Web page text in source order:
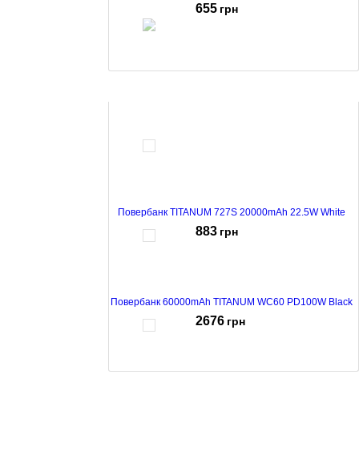
655 грн
Повербанк TITANUM 727S 20000mAh 22.5W White
883 грн
Повербанк 60000mAh TITANUM WC60 PD100W Black
2676 грн